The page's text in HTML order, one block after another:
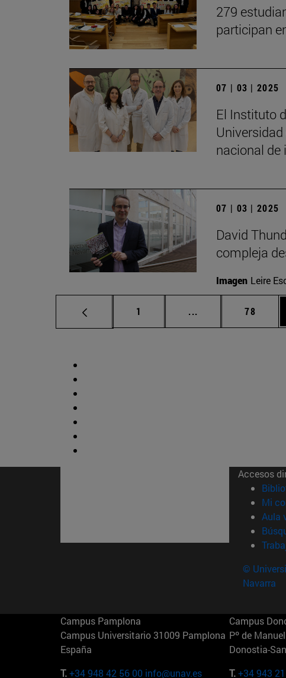
279
participan
07 | 03 | 2025
El Instituto
nacional de
07 | 03 | 2025
David
compleja
Imagen Leire
Página
1 ... Páginas Página
78
Accesos
Mi
Aula
©
Navarra
Campus Pamplona
Campus Universitario 31009 Pamplona
España
T.+34 948 42 56 00 info@unav.es
Campus
Pº de
Donostia-
T.+34 943